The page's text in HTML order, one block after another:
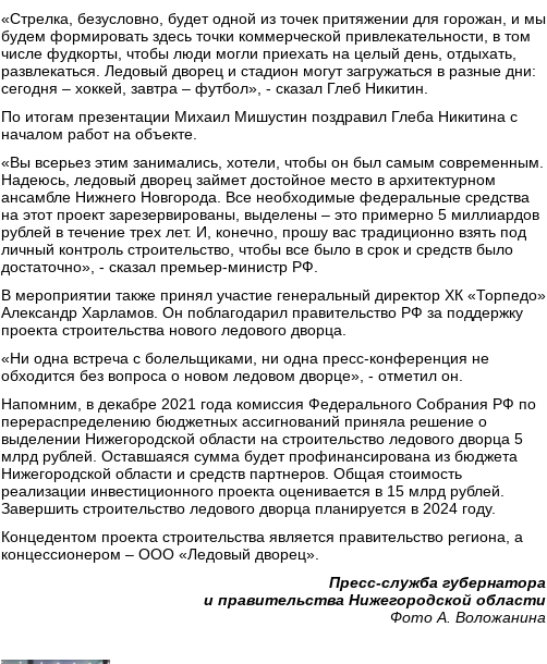
«Стрелка, безусловно, будет одной из точек притяжении для горожан, и мы
будем формировать здесь точки коммерческой привлекательности, в том
числе фудкорты, чтобы люди могли приехать на целый день, отдыхать,
развлекаться. Ледовый дворец и стадион могут загружаться в разные дни:
сегодня – хоккей, завтра – футбол», - сказал Глеб Никитин.
По итогам презентации Михаил Мишустин поздравил Глеба Никитина с
началом работ на объекте.
«Вы всерьез этим занимались, хотели, чтобы он был самым современным.
Надеюсь, ледовый дворец займет достойное место в архитектурном
ансамбле Нижнего Новгорода. Все необходимые федеральные средства
на этот проект зарезервированы, выделены – это примерно 5 миллиардов
рублей в течение трех лет. И, конечно, прошу вас традиционно взять под
личный контроль строительство, чтобы все было в срок и средств было
достаточно», - сказал премьер-министр РФ.
В мероприятии также принял участие генеральный директор ХК «Торпедо»
Александр Харламов. Он поблагодарил правительство РФ за поддержку
проекта строительства нового ледового дворца.
«Ни одна встреча с болельщиками, ни одна пресс-конференция не
обходится без вопроса о новом ледовом дворце», - отметил он.
Напомним, в декабре 2021 года комиссия Федерального Собрания РФ по
перераспределению бюджетных ассигнований приняла решение о
выделении Нижегородской области на строительство ледового дворца 5
млрд рублей. Оставшаяся сумма будет профинансирована из бюджета
Нижегородской области и средств партнеров. Общая стоимость
реализации инвестиционного проекта оценивается в 15 млрд рублей.
Завершить строительство ледового дворца планируется в 2024 году.
Концедентом проекта строительства является правительство региона, а
концессионером – ООО «Ледовый дворец».
Пресс-служба губернатора
и правительства Нижегородской области
Фото А. Воложанина